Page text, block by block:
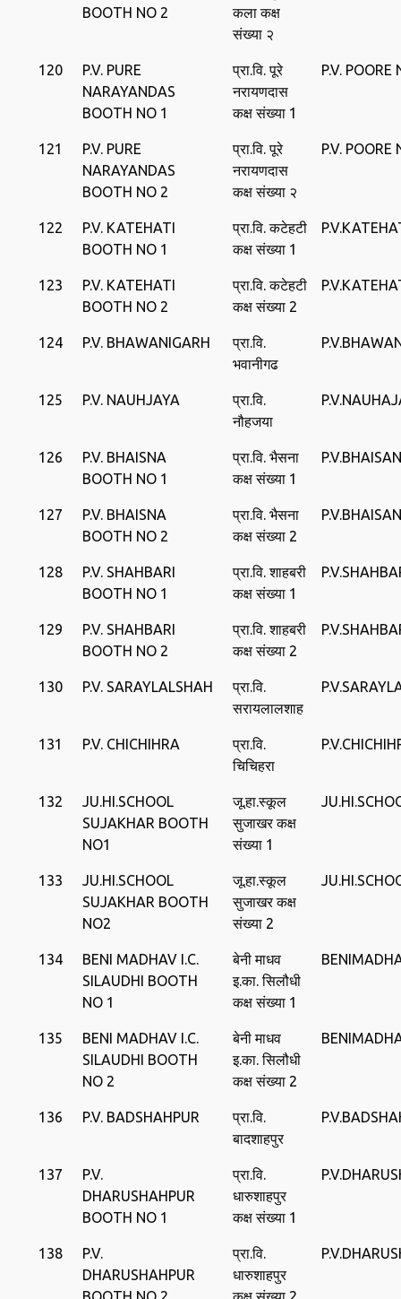
BOOTH NO 2
कला कक्ष
संख्या २
120
P.V. PURE
NARAYANDAS
BOOTH NO 1
प्रा.वि. पूरे
नरायणदास
कक्ष संख्या 1
P.V. POORE
121
P.V. PURE
NARAYANDAS
BOOTH NO 2
प्रा.वि. पूरे
नरायणदास
कक्ष संख्या २
P.V. POORE
122
P.V. KATEHATI
BOOTH NO 1
प्रा.वि. कटेहटी
कक्ष संख्या 1
123
P.V. KATEHATI
BOOTH NO 2
प्रा.वि. कटेहटी
कक्ष संख्या 2
124 P.V. BHAWANIGARH
प्रा.वि.
भवानीगढ
125 P.V. NAUHJAYA
प्रा.वि.
नौहजया
126
P.V. BHAISNA
BOOTH NO 1
प्रा.वि. भैसना
कक्ष संख्या 1
127
P.V. BHAISNA
BOOTH NO 2
प्रा.वि. भैसना
कक्ष संख्या 2
128
P.V. SHAHBARI
BOOTH NO 1
प्रा.वि. शाहबरी
कक्ष संख्या 1
129
P.V. SHAHBARI
BOOTH NO 2
प्रा.वि. शाहबरी
कक्ष संख्या 2
130 P.V. SARAYLALSHAH
प्रा.वि.
सरायलालशाह
131 P.V. CHICHIHRA
प्रा.वि.
चिचिहरा
132
JU.HI.SCHOOL
SUJAKHAR BOOTH
NO1
जू.हा.स्कूल
सुजाखर कक्ष
संख्या 1
133
JU.HI.SCHOOL
SUJAKHAR BOOTH
NO2
जू.हा.स्कूल
सुजाखर कक्ष
संख्या 2
134
BENI MADHAV I.C.
SILAUDHI BOOTH
NO 1
बेनी माधव
इ.का. सिलौधी
कक्ष संख्या 1
135
BENI MADHAV I.C.
SILAUDHI BOOTH
NO 2
बेनी माधव
इ.का. सिलौधी
कक्ष संख्या 2
136 P.V. BADSHAHPUR
प्रा.वि.
बादशाहपुर
137
P.V.
DHARUSHAHPUR
BOOTH NO 1
प्रा.वि.
धारुशाहपुर
कक्ष संख्या 1
138
P.V.
DHARUSHAHPUR
प्रा.वि.
धारुशाहपुर